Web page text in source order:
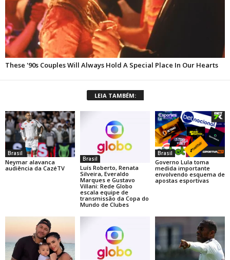
LEIA TAMBÉM:
Brasil
Neymar alavanca
audiência da CazéTV
Brasil
Luís Roberto, Renata
Silveira, Everaldo
Marques e Gustavo
Villani: Rede Globo
escala equipe de
transmissão da Copa do
Mundo de Clubes
Brasil
Governo Lula toma
medida importante
envolvendo esquema de
apostas esportivas